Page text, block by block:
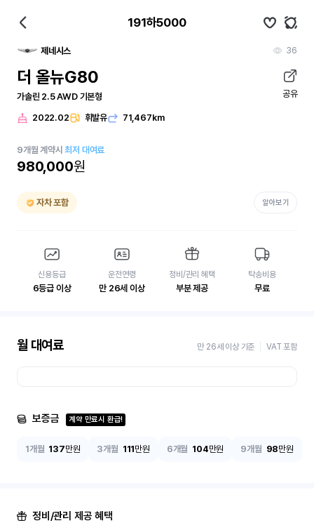
191하5000
제네시스 36
더 올뉴G80
가솔린 2.5 AWD 기본형 공유
2022.02 휘발유 71,467km
9개월 계약시최저 대여료
980,000원
자차 포함 알아보기
신용등급
6등급 이상
운전연령
만 26세 이상
정비/관리 혜택
부분 제공
탁송비용
무료
월 대여료 만 26세 이상 기준 VAT 포함
보증금 계약 만료시 환급!
1개월 137만원 3개월 111만원 6개월 104만원 9개월 98만원
정비/관리 제공 혜택